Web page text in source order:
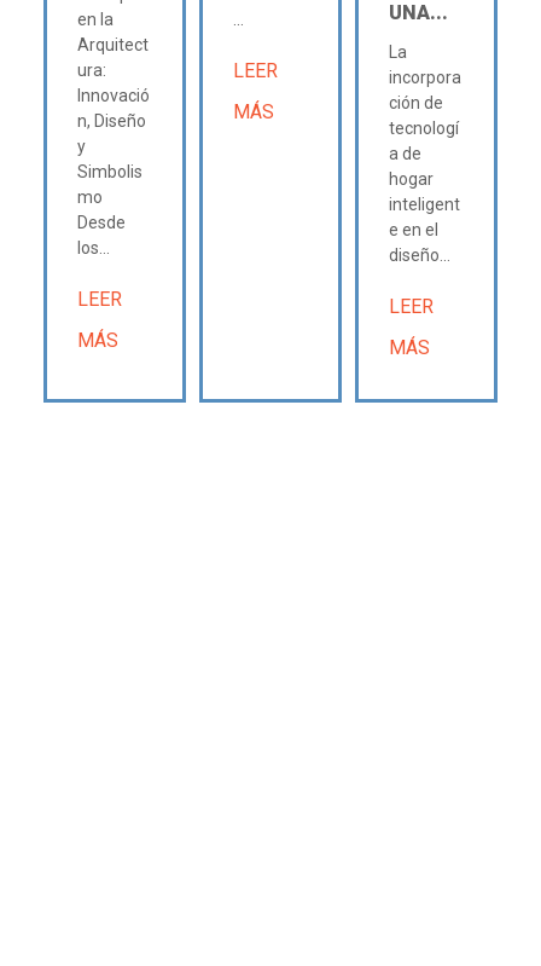
en la
Arquitect
ura:
Innovació
n, Diseño
y
Simbolis
mo
Desde
los...
LEER
MÁS
...
LEER
MÁS
UNA...
La
incorpora
ción de
tecnologí
a de
hogar
inteligent
e en el
diseño...
LEER
MÁS